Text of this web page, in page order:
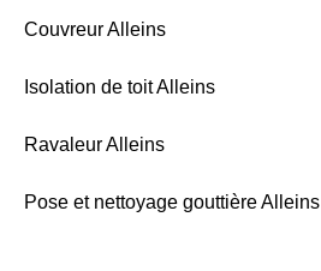
Couvreur Alleins
Isolation de toit Alleins
Ravaleur Alleins
Pose et nettoyage gouttière Alleins